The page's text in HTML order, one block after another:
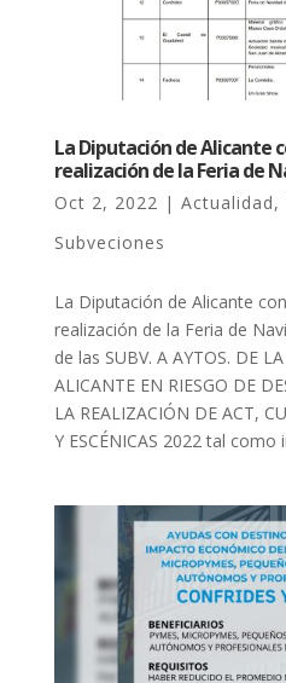
La Diputación de Alicante
realización de la Feria de
Oct 2, 2022 | Actualidad,
Subveciones
La Diputación de Alicante
realización de la Feria de
de las SUBV. A AYTOS. DE
ALICANTE EN RIESGO DE
LA REALIZACIÓN DE ACT,
Y ESCÉNICAS 2022 tal como